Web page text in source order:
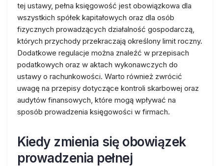
tej ustawy, pełna księgowość jest obowiązkowa dla
wszystkich spółek kapitałowych oraz dla osób
fizycznych prowadzących działalność gospodarczą,
których przychody przekraczają określony limit roczny.
Dodatkowe regulacje można znaleźć w przepisach
podatkowych oraz w aktach wykonawczych do
ustawy o rachunkowości. Warto również zwrócić
uwagę na przepisy dotyczące kontroli skarbowej oraz
audytów finansowych, które mogą wpływać na
sposób prowadzenia księgowości w firmach.
Kiedy zmienia się obowiązek
prowadzenia pełnej